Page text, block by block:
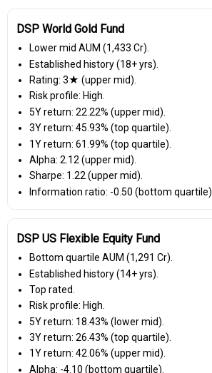
DSP World Gold Fund
Lower mid AUM (₹1,433 Cr).
Established history (18+ yrs).
Rating: 3★ (upper mid).
Risk profile: High.
5Y return: 22.22% (upper mid).
3Y return: 45.93% (top quartile).
1Y return: 61.99% (top quartile).
Alpha: 2.12 (upper mid).
Sharpe: 1.22 (upper mid).
Information ratio: -0.50 (bottom quartile).
DSP US Flexible Equity Fund
Bottom quartile AUM (₹1,291 Cr).
Established history (14+ yrs).
Top rated.
Risk profile: High.
5Y return: 18.43% (lower mid).
3Y return: 26.43% (top quartile).
1Y return: 42.06% (upper mid).
Alpha: -4.10 (bottom quartile).